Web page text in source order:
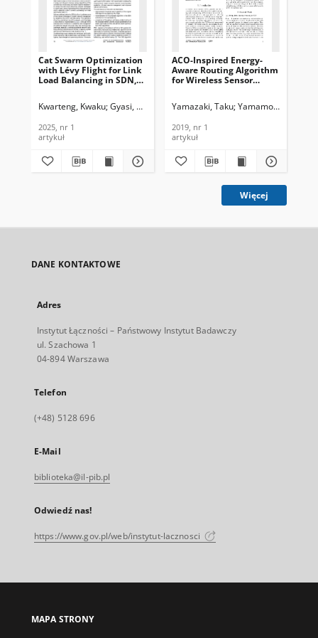
Cat Swarm Optimization
with Lévy Flight for Link
Load Balancing in SDN,
Information Technology,
Kwarteng, Kwaku Gyasi, Kwame O. Agyemang, Justice O. Agyekum,
2025, nr 1
artykuł
ACO-Inspired Energy-
Aware Routing Algorithm
for Wireless Sensor
Information Technology,
Yamazaki, Taku Yamamoto, Ryo
2019, nr 1
artykuł
Więcej
DANE KONTAKTOWE
Adres
Instytut Łączności – Państwowy Instytut Badawczy
ul. Szachowa 1
04-894 Warszawa
Telefon
(+48) 5128 696
E-Mail
biblioteka@il-pib.pl
Odwiedź nas!
https://www.gov.pl/web/instytut-lacznosci
MAPA STRONY